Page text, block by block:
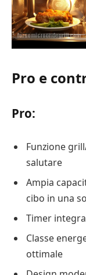
Pro e
Pro:
Funzione
salutare
Ampia
cibo in una
Timer
Classe
ottimale